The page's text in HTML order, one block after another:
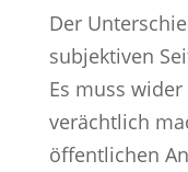
Der
subjektiven
Es muss
verächtlich
öffentlichen